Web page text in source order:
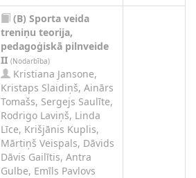
(B) Sporta veida
treniņu teorija,
pedagoģiskā pilnveide
II (Nodarbība)
Kristiana Jansone,
Kristaps Slaidiņš, Ainārs
Tomašs, Sergejs Saulīte,
Rodrigo Laviņš, Linda
Līce, Krišjānis Kuplis,
Mārtiņš Veispals, Dāvids
Dāvis Gailītis, Antra
Gulbe, Emīls Pavlovs